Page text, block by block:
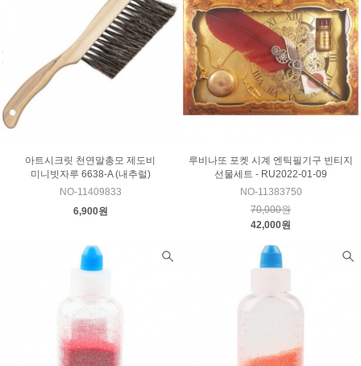
아트시크릿 천연말총모 제도비
미니빗자루 6638-A (내추럴)
NO-11409833
6,900원
루비나또 포켓 시계 엔틱필기구 빈티지
선물세트 - RU2022-01-09
NO-11383750
70,000원
42,000원